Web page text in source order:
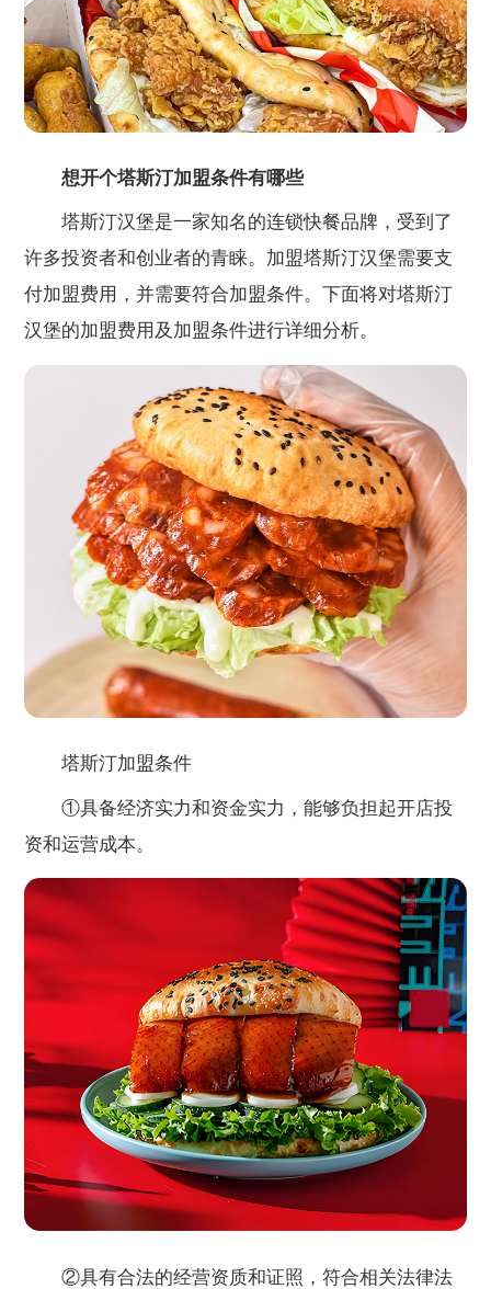
想开个塔斯汀加盟条件有哪些
塔斯汀汉堡是一家知名的连锁快餐品牌，受到了
许多投资者和创业者的青睐。加盟塔斯汀汉堡需要支
付加盟费用，并需要符合加盟条件。下面将对塔斯汀
汉堡的加盟费用及加盟条件进行详细分析。
塔斯汀加盟条件
①具备经济实力和资金实力，能够负担起开店投
资和运营成本。
②具有合法的经营资质和证照，符合相关法律法